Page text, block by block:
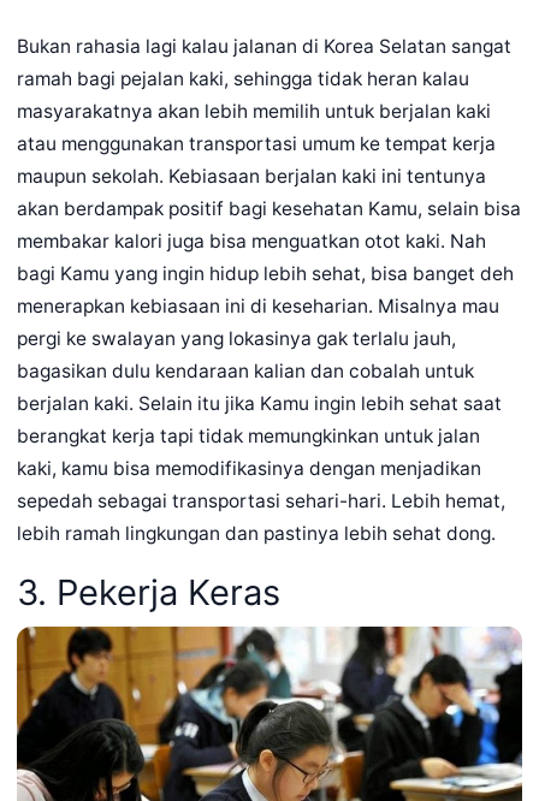
Bukan rahasia lagi kalau jalanan di Korea Selatan sangat
ramah bagi pejalan kaki, sehingga tidak heran kalau
masyarakatnya akan lebih memilih untuk berjalan kaki
atau menggunakan transportasi umum ke tempat kerja
maupun sekolah. Kebiasaan berjalan kaki ini tentunya
akan berdampak positif bagi kesehatan Kamu, selain bisa
membakar kalori juga bisa menguatkan otot kaki. Nah
bagi Kamu yang ingin hidup lebih sehat, bisa banget deh
menerapkan kebiasaan ini di keseharian. Misalnya mau
pergi ke swalayan yang lokasinya gak terlalu jauh,
bagasikan dulu kendaraan kalian dan cobalah untuk
berjalan kaki. Selain itu jika Kamu ingin lebih sehat saat
berangkat kerja tapi tidak memungkinkan untuk jalan
kaki, kamu bisa memodifikasinya dengan menjadikan
sepedah sebagai transportasi sehari-hari. Lebih hemat,
lebih ramah lingkungan dan pastinya lebih sehat dong.
3. Pekerja Keras